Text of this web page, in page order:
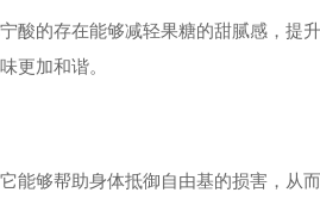
的存在能够减轻果糖的甜腻感，提
更加和谐。
够帮助身体抵御自由基的损害，从